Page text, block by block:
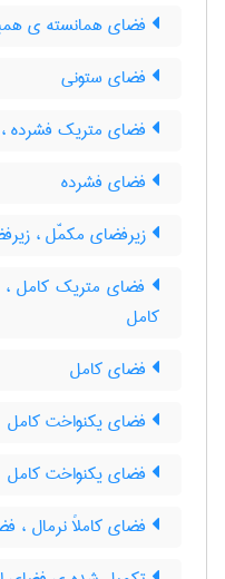
فضای همانسته ی
فضای ستونی
فضای متریک فشرده
فضای فشرده
زیرفضای مکمّل ،
فضای متریک کامل
کامل
فضای کامل
فضای یکنواخت کامل
فضای یکنواخت کامل
فضای کاملاً نرمال ،